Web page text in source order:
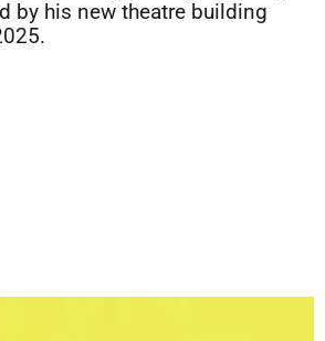
by his new theatre building